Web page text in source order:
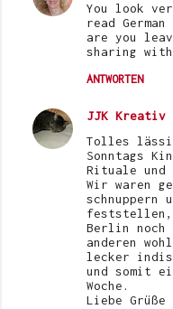
You look
read
are you
sharing
ANTWORTEN
JJK Kreativ
Tolles
Sonntags
Rituale und
Wir waren
schnuppern
feststellen,
Berlin
anderen
lecker
und somit
Woche.
Liebe Grüße